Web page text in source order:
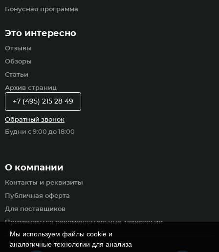
Бонусная программа
Это интересно
Отзывы
Обзоры
Статьи
Архив страниц
О компании
Контакты и реквизиты
Публичная оферта
Для поставщиков
Применяются рекомендательные технологии
+7 (495) 215 28 49
Обратный звонок
Будни с 9:00 до 18:00
Мы используем файлы cookie и
аналогичные технологии для анализа